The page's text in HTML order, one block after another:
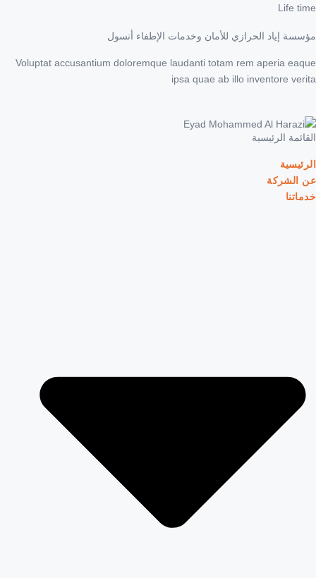
Life time
مؤسسة إياد الحرازي للأمان وخدمات الإطفاء أنسول
Voluptat accusantium doloremque laudanti totam rem aperia eaque
ipsa quae ab illo inventore verita
القائمة الرئيسية
الرئيسية
عن الشركة
خدماتنا